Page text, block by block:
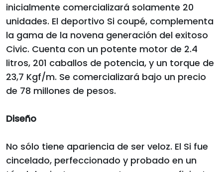
inicialmente comercializará solamente 20
unidades. El deportivo Si coupé, complementa
la gama de la novena generación del exitoso
Civic. Cuenta con un potente motor de 2.4
litros, 201 caballos de potencia, y un torque de
23,7 Kgf/m. Se comercializará bajo un precio
de 78 millones de pesos.
Diseño
No sólo tiene apariencia de ser veloz. El Si fue
cincelado, perfeccionado y probado en un